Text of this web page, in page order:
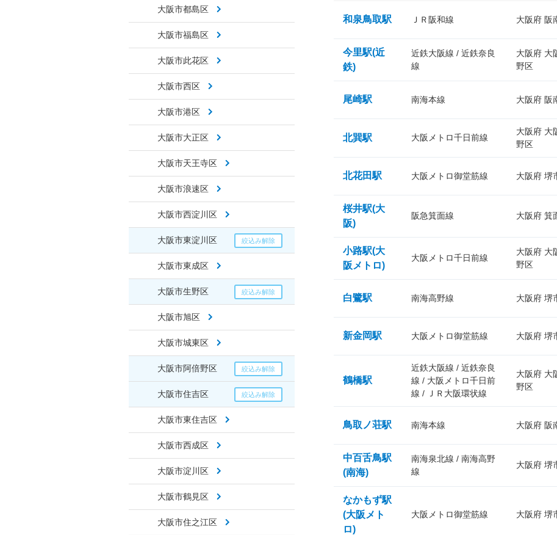
大阪市都島区
大阪市福島区
大阪市此花区
大阪市西区
大阪市港区
大阪市大正区
大阪市天王寺区
大阪市浪速区
大阪市西淀川区
大阪市東淀川区
大阪市東成区
大阪市生野区
大阪市旭区
大阪市城東区
大阪市阿倍野区
大阪市住吉区
大阪市東住吉区
大阪市西成区
大阪市淀川区
大阪市鶴見区
大阪市住之江区
和泉鳥取駅 ＪＲ阪和線 大阪府 阪
今里駅(近
鉄)
近鉄大阪線 / 近鉄奈良
線
大阪府 大
野区
尾崎駅 南海本線 大阪府 阪
北巽駅 大阪メトロ千日前線
大阪府 大
野区
北花田駅 大阪メトロ御堂筋線 大阪府 堺
桜井駅(大
阪)
阪急箕面線 大阪府 箕
小路駅(大
阪メトロ)
大阪メトロ千日前線
大阪府 大
野区
白鷺駅 南海高野線 大阪府 堺
新金岡駅 大阪メトロ御堂筋線 大阪府 堺
鶴橋駅
近鉄大阪線 / 近鉄奈良
線 / 大阪メトロ千日前
線 / ＪＲ大阪環状線
大阪府 大
野区
鳥取ノ荘駅 南海本線 大阪府 阪
中百舌鳥駅
(南海)
南海泉北線 / 南海高野
線
大阪府 堺
なかもず駅
(大阪メト
ロ)
大阪メトロ御堂筋線 大阪府 堺